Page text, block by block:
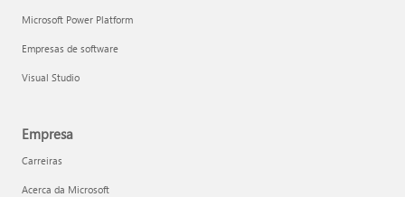
Microsoft Power Platform
Empresas de software
Visual Studio
Empresa
Carreiras
Acerca da Microsoft